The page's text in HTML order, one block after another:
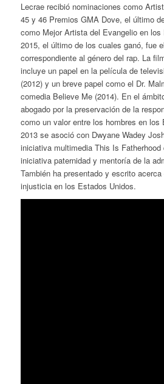
Lecrae recibió nominaciones como
45 y 46 Premios GMA Dove, el último
como Mejor Artista del Evangelio en
2015, el último de los cuales ganó, fue
correspondiente al género del rap. La
incluye un papel en la película de
(2012) y un breve papel como el Dr.
comedia Believe Me (2014). En el
abogado por la preservación de la
como un valor entre los hombres en los
2013 se asoció con Dwyane Wadey
iniciativa multimedia This Is Fatherhood
iniciativa paternidad y mentoría de la
También ha presentado y escrito
injusticia en los Estados Unidos.